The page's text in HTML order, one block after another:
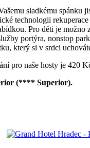
sladkému
technologii
Pro děti je možno
portýra, nonstop
který si v srdci
pro naše hosty je 420
(**** Superior).